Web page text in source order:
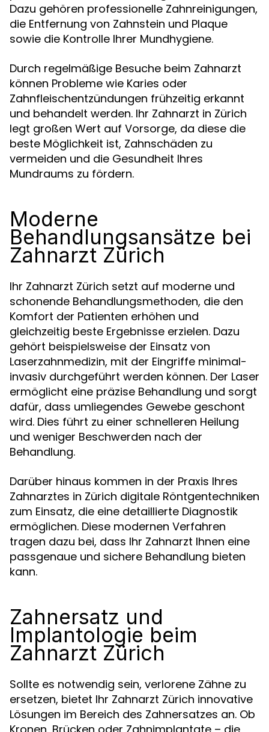
Dazu gehören professionelle Zahnreinigungen,
die Entfernung von Zahnstein und Plaque
sowie die Kontrolle Ihrer Mundhygiene.
Durch regelmäßige Besuche beim Zahnarzt
können Probleme wie Karies oder
Zahnfleischentzündungen frühzeitig erkannt
und behandelt werden. Ihr Zahnarzt in Zürich
legt großen Wert auf Vorsorge, da diese die
beste Möglichkeit ist, Zahnschäden zu
vermeiden und die Gesundheit Ihres
Mundraums zu fördern.
Moderne
Behandlungsansätze bei
Zahnarzt Zürich
Ihr Zahnarzt Zürich setzt auf moderne und
schonende Behandlungsmethoden, die den
Komfort der Patienten erhöhen und
gleichzeitig beste Ergebnisse erzielen. Dazu
gehört beispielsweise der Einsatz von
Laserzahnmedizin, mit der Eingriffe minimal-
invasiv durchgeführt werden können. Der Laser
ermöglicht eine präzise Behandlung und sorgt
dafür, dass umliegendes Gewebe geschont
wird. Dies führt zu einer schnelleren Heilung
und weniger Beschwerden nach der
Behandlung.
Darüber hinaus kommen in der Praxis Ihres
Zahnarztes in Zürich digitale Röntgentechniken
zum Einsatz, die eine detaillierte Diagnostik
ermöglichen. Diese modernen Verfahren
tragen dazu bei, dass Ihr Zahnarzt Ihnen eine
passgenaue und sichere Behandlung bieten
kann.
Zahnersatz und
Implantologie beim
Zahnarzt Zürich
Sollte es notwendig sein, verlorene Zähne zu
ersetzen, bietet Ihr Zahnarzt Zürich innovative
Lösungen im Bereich des Zahnersatzes an. Ob